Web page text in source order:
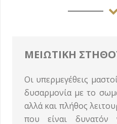
ΜΕΙΩΤΙΚΗ
Οι υπερμεγέθεις
δυσαρμονία με το
αλλά και πλήθος
που είναι δυνατόν